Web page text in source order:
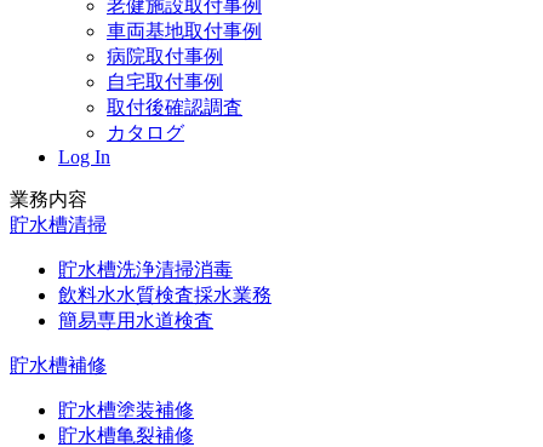
老健施設取付事例
車両基地取付事例
病院取付事例
自宅取付事例
取付後確認調査
カタログ
Log In
業務内容
貯水槽清掃
貯水槽洗浄清掃消毒
飲料水水質検査採水業務
簡易専用水道検査
貯水槽補修
貯水槽塗装補修
貯水槽亀裂補修